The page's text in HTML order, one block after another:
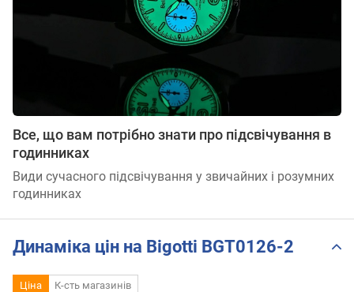
Все, що вам потрібно знати про підсвічування в
годинниках
Види сучасного підсвічування у звичайних і розумних
годинниках
Динаміка цін на Bigotti BGT0126-2
Ціна К-сть магазинів